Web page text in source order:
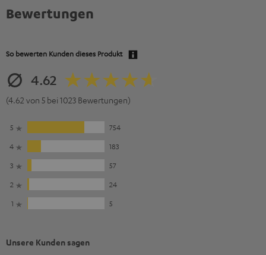
Bewertungen
So bewerten Kunden dieses Produkt
4.62
(4.62 von 5 bei 1023 Bewertungen)
5
754
4
183
3
57
2
24
1
5
Unsere Kunden sagen